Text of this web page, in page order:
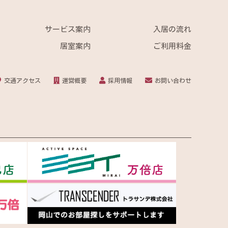
サービス案内 入居の流れ
居室案内 ご利用料金
交通アクセス 運営概要 採用情報 お問い合わせ